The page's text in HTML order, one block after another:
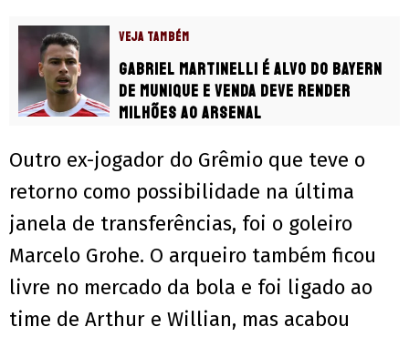
VEJA TAMBÉM
Gabriel Martinelli é alvo do Bayern
de Munique e venda deve render
milhões ao Arsenal
Outro ex-jogador do Grêmio que teve o
retorno como possibilidade na última
janela de transferências, foi o goleiro
Marcelo Grohe. O arqueiro também ficou
livre no mercado da bola e foi ligado ao
time de Arthur e Willian, mas acabou